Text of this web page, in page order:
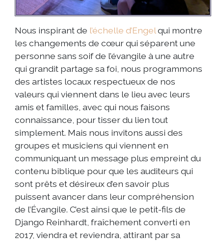
Nous inspirant de l’échelle d’Engelqui montre
les changements de cœur qui séparent une
personne sans soif de l’évangile à une autre
qui grandit partage sa foi, nous programmons
des artistes locaux respectueux de nos
valeurs qui viennent dans le lieu avec leurs
amis et familles, avec qui nous faisons
connaissance, pour tisser du lien tout
simplement. Mais nous invitons aussi des
groupes et musiciens qui viennent en
communiquant un message plus empreint du
contenu biblique pour que les auditeurs qui
sont prêts et désireux d’en savoir plus
puissent avancer dans leur compréhension
de l’Évangile. C’est ainsi que le petit-fils de
Django Reinhardt, fraîchement converti en
2017, viendra et reviendra, attirant par sa